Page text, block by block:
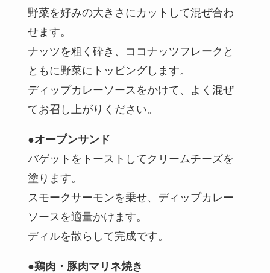
野菜を好みの大きさにカットして混ぜ合わ
せます。
ナッツを粗く砕き、ココナッツフレークと
ともに野菜にトッピングします。
ディップカレーソースをかけて、よく混ぜ
てお召し上がりください。
●オープンサンド
バゲットをトーストしてクリームチーズを
塗ります。
スモークサーモンを乗せ、ディップカレー
ソースを適量かけます。
ディルを散らして完成です。
●鶏肉・豚肉マリネ焼き